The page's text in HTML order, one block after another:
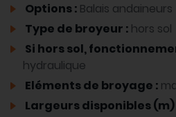
Options : Balais andaineurs
Type de broyeur : hors sol
Si hors sol,
hydraulique
Eléments de broyage :
Largeurs disponibles (m)